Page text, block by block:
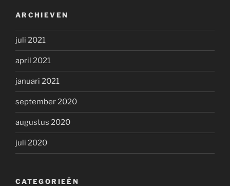
ARCHIEVEN
juli 2021
april 2021
januari 2021
september 2020
augustus 2020
juli 2020
CATEGORIEËN